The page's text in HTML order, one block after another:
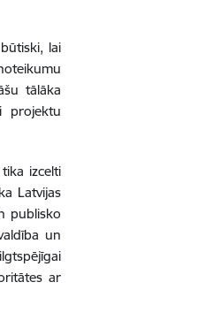
lai
tālāka
projektu
izcelti
Latvijas
publisko
un
ar